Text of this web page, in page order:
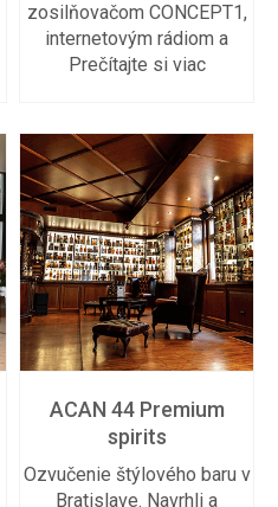
zosilňovačom CONCEPT1,
internetovým rádiom a
Prečítajte si viac
ACAN 44 Premium
spirits
Ozvučenie štýlového baru v
Bratislave. Navrhli a